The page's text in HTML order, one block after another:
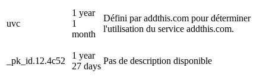
uvc
1 year
1
month
Défini par addthis.com pour déterminer
l'utilisation du service addthis.com.
_pk_id.12.4c52
1 year
27 days
Pas de description disponible